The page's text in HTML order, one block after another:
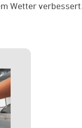
Wetter verbessert.